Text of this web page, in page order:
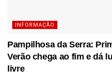
INFORMAÇÃO
Pampilhosa da Serra:
Verão chega ao fim e dá
livre